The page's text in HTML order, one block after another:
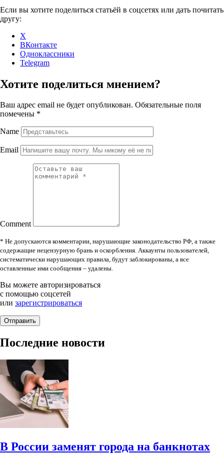
Если вы хотите поделиться статьёй в соцсетях или дать почитать
другу:
X
ВКонтакте
Одноклассники
Telegram
Хотите поделиться мнением?
Ваш адрес email не будет опубликован. Обязательные поля
помечены *
Name
Email
Comment
* Не допускаются комментарии, нарушающие законодательство РФ, а также
содержащие нецензурную брань и оскорбления. Аккаунты пользователей,
систематически нарушающих правила, будут заблокированы, а все
оставленные ими сообщения – удалены.
Вы можете авторизироваться
с помощью соцсетей
или зарегистрироваться
Последние новости
В России заменят города на банкнотах